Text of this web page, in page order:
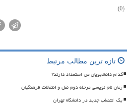
(0)
تازه ترین مطالب مرتبط
کدام دانشجویان من استعداد دارند؟
زمان نام نویسی مرحله دوم نقل و انتقالات فرهنگیان
یک انتصاب جدید در دانشگاه تهران